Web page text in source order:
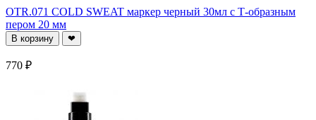
OTR.071 COLD SWEAT маркер черный 30мл c Т-образным
пером 20 мм
В корзину ❤
770 ₽